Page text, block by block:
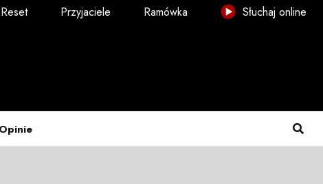
Przyjaciele Ramówka Słuchaj online
Opinie